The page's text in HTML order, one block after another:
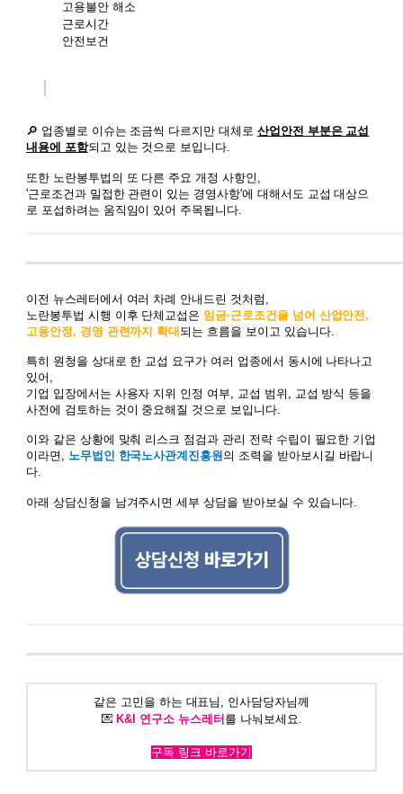
고용불안 해소
근로시간
안전보건
🔎 업종별로 이슈는 조금씩 다르지만 대체로 산업안전 부분은 교섭
내용에 포함되고 있는 것으로 보입니다.
또한 노란봉투법의 또 다른 주요 개정 사항인,
'근로조건과 밀접한 관련이 있는 경영사항'에 대해서도 교섭 대상으
로 포섭하려는 움직임이 있어 주목됩니다.
이전 뉴스레터에서 여러 차례 안내드린 것처럼,
노란봉투법 시행 이후 단체교섭은 임금·근로조건을 넘어 산업안전,
고용안정, 경영 관련까지 확대 되는 흐름을 보이고 있습니다.
특히 원청을 상대로 한 교섭 요구가 여러 업종에서 동시에 나타나고
있어,
기업 입장에서는 사용자 지위 인정 여부, 교섭 범위, 교섭 방식 등을
사전에 검토하는 것이 중요해질 것으로 보입니다.
이와 같은 상황에 맞춰 리스크 점검과 관리 전략 수립이 필요한 기업
이라면, 노무법인 한국노사관계진흥원의 조력을 받아보시길 바랍니
다.
아래 상담신청을 남겨주시면 세부 상담을 받아보실 수 있습니다.
같은 고민을 하는 대표님, 인사담당자님께
💌 K&I 연구소 뉴스레터 를 나눠보세요.
구독 링크 바로가기